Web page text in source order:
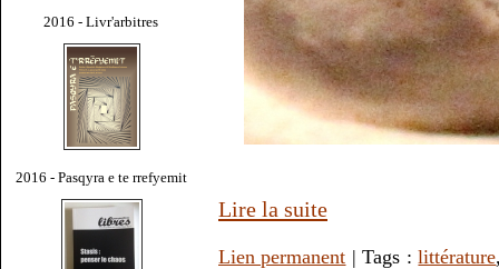
2016 - Livr'arbitres
2016 - Pasqyra e te rrefyemit
Lire la suite
Lien permanent | Tags :littérature